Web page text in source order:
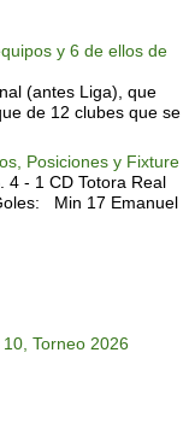
y 6 de ellos de
(antes Liga), que
de 12 clubes que se
Posiciones y Fixture
4 - 1 CD Totora Real
Min 17 Emanuel
Torneo 2026